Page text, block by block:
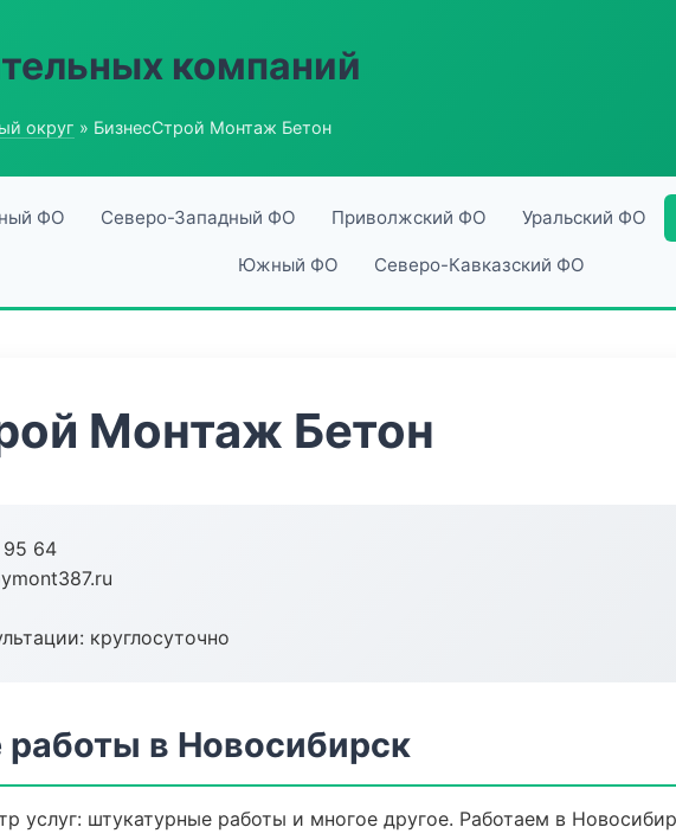
компаний
округ » БизнесСтрой Монтаж Бетон
ФО Северо-Западный ФО Приволжский ФО Уральский ФО
Южный ФО Северо-Кавказский ФО
Монтаж Бетон
64
круглосуточно
в Новосибирск
услуг: штукатурные работы и многое другое. Работаем в